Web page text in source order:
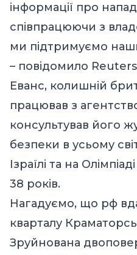
інформації про
співпрацюючи з
ми підтримуємо
– повідомило
Еванс, колишній
працював з
консультував його
безпеки в усьому
Ізраїлі та на
38 років.
Нагадуємо, що рф
кварталу
Зруйнована